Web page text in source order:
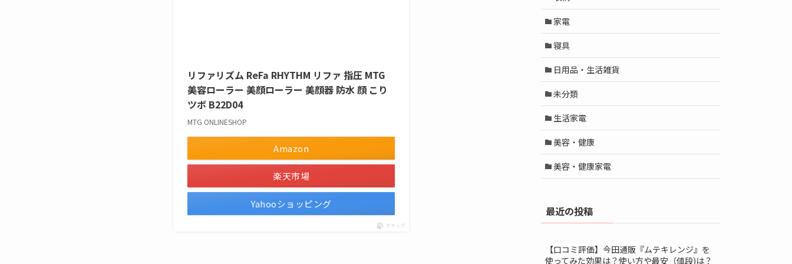
リファリズム ReFa RHYTHM リファ 指圧 MTG
美容ローラー 美顔ローラー 美顔器 防水 顔 こり
ツボ B22D04
MTG ONLINESHOP
Amazon
楽天市場
Yahooショッピング
ポチップ
家電
寝具
日用品・生活雑貨
未分類
生活家電
美容・健康
美容・健康家電
最近の投稿
【口コミ評価】今田通販『ムテキレンジ』を
使ってみた効果は？使い方や最安（値段)は？